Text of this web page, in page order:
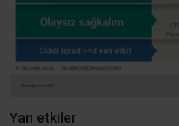
Yan etkiler